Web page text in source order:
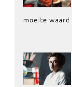
moeite